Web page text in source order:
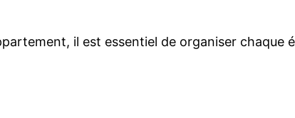
il est essentiel de organiser chaque